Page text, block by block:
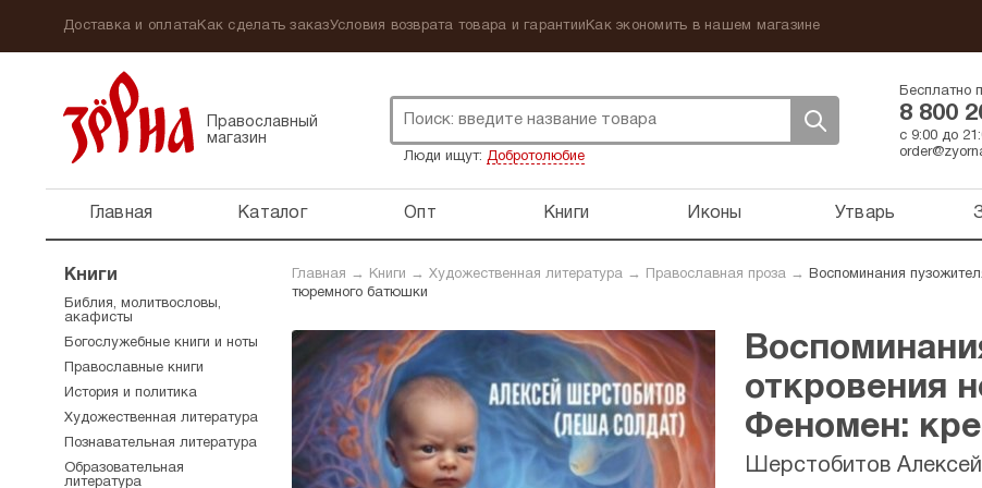
Доставка и оплатаКак сделать заказУсловия возврата товара и гарантии Как экономить в нашем магазине
Православный
магазин
Люди ищут: Добротолюбие
Бесплатно
8 800
с 9:00 до
Главная Каталог Опт Книги Иконы Утварь
Главная → Книги → Художественная литература → Православная проза →
Воспоминания
тюремного батюшки
откровения
Феномен:
Шерстобитов Алексей
Книги
Библия, молитвословы,
акафисты
Богослужебные книги и ноты
Православные книги
История и политика
Художественная литература
Познавательная литература
Образовательная
литература